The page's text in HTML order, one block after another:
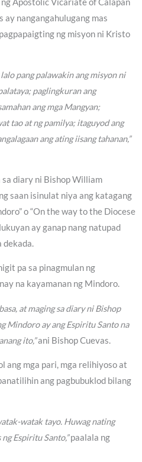
Apostolic Vicariate of Calapan
ay nangangahulugang mas
ng misyon ni Kristo
pang palawakin ang misyon ni
paglingkuran ang
ang mga Mangyan;
tao at ng pamilya; itaguyod ang
ang ating iisang tahanan,”
diary ni Bishop William
saan isinulat niya ang katagang
o “On the way to the Diocese
ay ganap nang natupad
dekada.
pa sa pinagmulan ng
na kayamanan ng Mindoro.
at maging sa diary ni Bishop
Mindoro ay ang Espiritu Santo na
ito,”ani Bishop Cuevas.
ang mga pari, mga relihiyoso at
ang pagbubuklod bilang
watak tayo. Huwag nating
Espiritu Santo,”paalala ng